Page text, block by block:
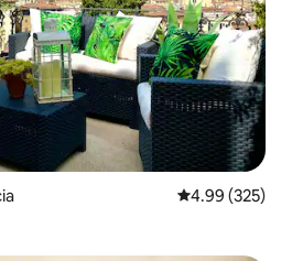
Calificación
4.99 (325)